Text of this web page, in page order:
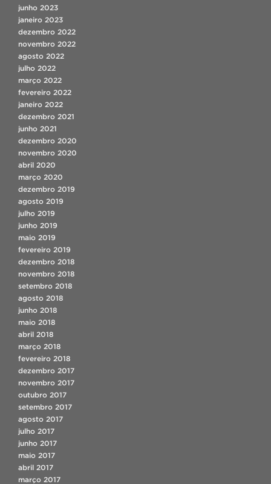
junho 2023
janeiro 2023
dezembro 2022
novembro 2022
agosto 2022
julho 2022
março 2022
fevereiro 2022
janeiro 2022
dezembro 2021
junho 2021
dezembro 2020
novembro 2020
abril 2020
março 2020
dezembro 2019
agosto 2019
julho 2019
junho 2019
maio 2019
fevereiro 2019
dezembro 2018
novembro 2018
setembro 2018
agosto 2018
junho 2018
maio 2018
abril 2018
março 2018
fevereiro 2018
dezembro 2017
novembro 2017
outubro 2017
setembro 2017
agosto 2017
julho 2017
junho 2017
maio 2017
abril 2017
março 2017